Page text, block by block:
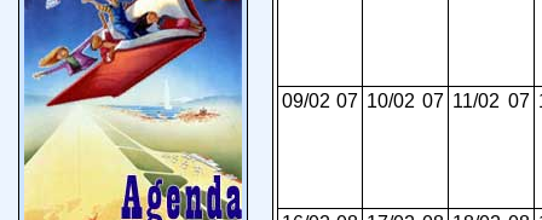
09/02 07 10/02 07 11/02 07